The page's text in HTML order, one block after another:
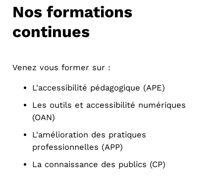
Nos formations
continues
Venez vous former sur :
L'accessibilité pédagogique (APE)
Les outils et accessibilité numériques
(OAN)
L'amélioration des pratiques
professionnelles (APP)
La connaissance des publics (CP)